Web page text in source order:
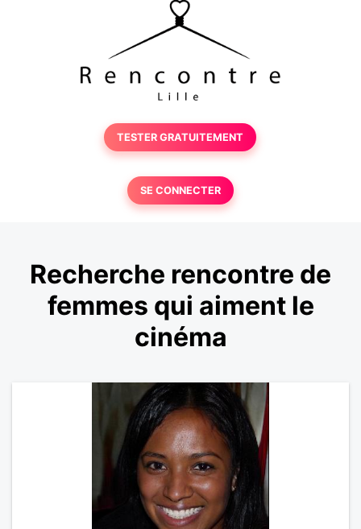
TESTER GRATUITEMENT
SE CONNECTER
Recherche rencontre de
femmes qui aiment le
cinéma